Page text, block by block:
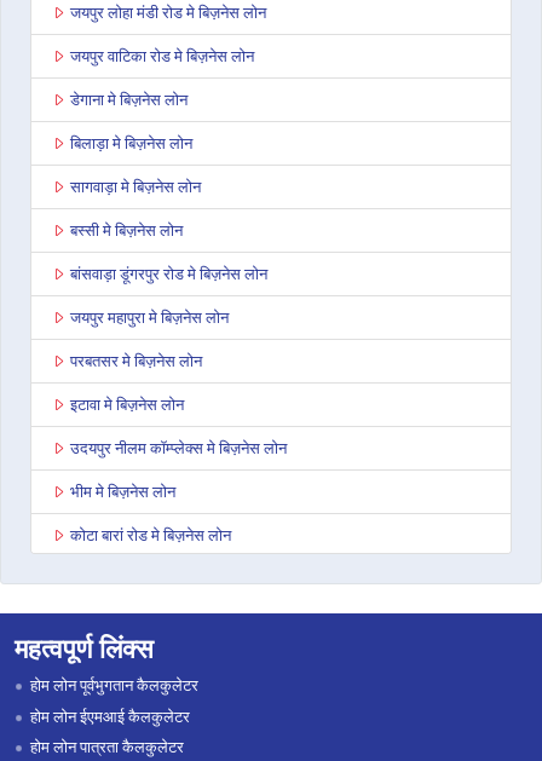
जयपुर लोहा मंडी रोड मे बिज़नेस लोन
जयपुर वाटिका रोड मे बिज़नेस लोन
डेगाना मे बिज़नेस लोन
बिलाड़ा मे बिज़नेस लोन
सागवाड़ा मे बिज़नेस लोन
बस्सी मे बिज़नेस लोन
बांसवाड़ा डूंगरपुर रोड मे बिज़नेस लोन
जयपुर महापुरा मे बिज़नेस लोन
परबतसर मे बिज़नेस लोन
इटावा मे बिज़नेस लोन
उदयपुर नीलम कॉम्प्लेक्स मे बिज़नेस लोन
भीम मे बिज़नेस लोन
कोटा बारां रोड मे बिज़नेस लोन
जोधपुर पाओटा मे बिज़नेस लोन
भरतपुर मे बिज़नेस लोन
सवाई माधोपुर मे बिज़नेस लोन
महत्वपूर्ण लिंक्स
होम लोन पूर्वभुगतान कैलकुलेटर
होम लोन ईएमआई कैलकुलेटर
होम लोन पात्रता कैलकुलेटर